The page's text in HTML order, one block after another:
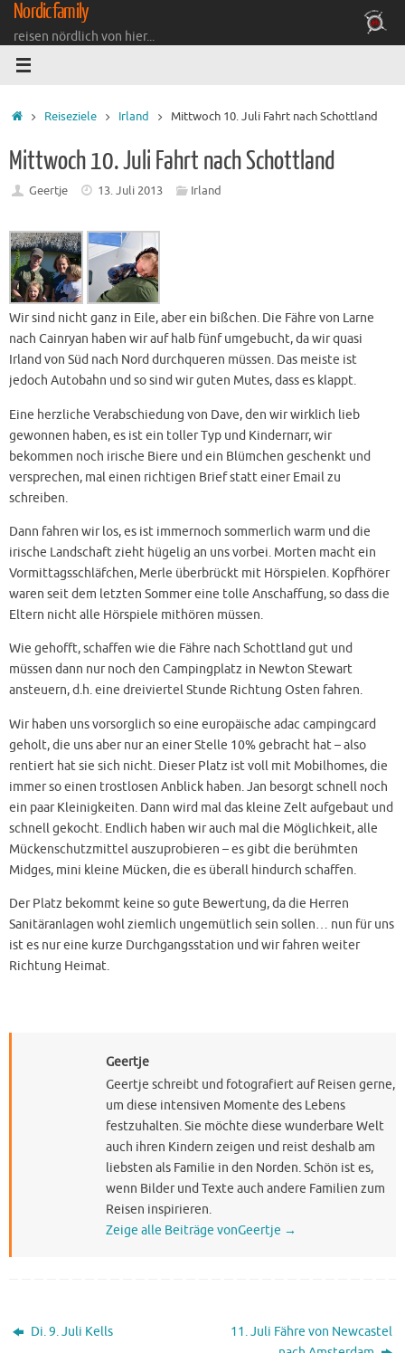
Zum
Inhalt
springen
Nordicfamily
reisen nördlich von hier...
Startseite
Reiseziele Irland Mittwoch 10. Juli Fahrt nach Schottland
Mittwoch 10. Juli Fahrt nach Schottland
Geertje 13. Juli 2013 Irland
Wir sind nicht ganz in Eile, aber ein bißchen. Die Fähre von Larne
nach Cainryan haben wir auf halb fünf umgebucht, da wir quasi
Irland von Süd nach Nord durchqueren müssen. Das meiste ist
jedoch Autobahn und so sind wir guten Mutes, dass es klappt.
Eine herzliche Verabschiedung von Dave, den wir wirklich lieb
gewonnen haben, es ist ein toller Typ und Kindernarr, wir
bekommen noch irische Biere und ein Blümchen geschenkt und
versprechen, mal einen richtigen Brief statt einer Email zu
schreiben.
Dann fahren wir los, es ist immernoch sommerlich warm und die
irische Landschaft zieht hügelig an uns vorbei. Morten macht ein
Vormittagsschläfchen, Merle überbrückt mit Hörspielen. Kopfhörer
waren seit dem letzten Sommer eine tolle Anschaffung, so dass die
Eltern nicht alle Hörspiele mithören müssen.
Wie gehofft, schaffen wie die Fähre nach Schottland gut und
müssen dann nur noch den Campingplatz in Newton Stewart
ansteuern, d.h. eine dreiviertel Stunde Richtung Osten fahren.
Wir haben uns vorsorglich so eine europäische adac campingcard
geholt, die uns aber nur an einer Stelle 10% gebracht hat – also
rentiert hat sie sich nicht. Dieser Platz ist voll mit Mobilhomes, die
immer so einen trostlosen Anblick haben. Jan besorgt schnell noch
ein paar Kleinigkeiten. Dann wird mal das kleine Zelt aufgebaut und
schnell gekocht. Endlich haben wir auch mal die Möglichkeit, alle
Mückenschutzmittel auszuprobieren – es gibt die berühmten
Midges, mini kleine Mücken, die es überall hindurch schaffen.
Der Platz bekommt keine so gute Bewertung, da die Herren
Sanitäranlagen wohl ziemlich ungemütlich sein sollen… nun für uns
ist es nur eine kurze Durchgangsstation und wir fahren weiter
Richtung Heimat.
Geertje
Geertje schreibt und fotografiert auf Reisen gerne,
um diese intensiven Momente des Lebens
festzuhalten. Sie möchte diese wunderbare Welt
auch ihren Kindern zeigen und reist deshalb am
liebsten als Familie in den Norden. Schön ist es,
wenn Bilder und Texte auch andere Familien zum
Reisen inspirieren.
Zeige alle Beiträge vonGeertje →
Di. 9. Juli Kells
11. Juli Fähre von Newcastel